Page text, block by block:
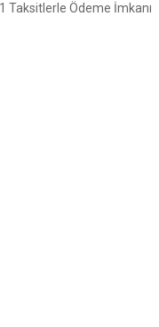
Taksitlerle Ödeme İmkanı